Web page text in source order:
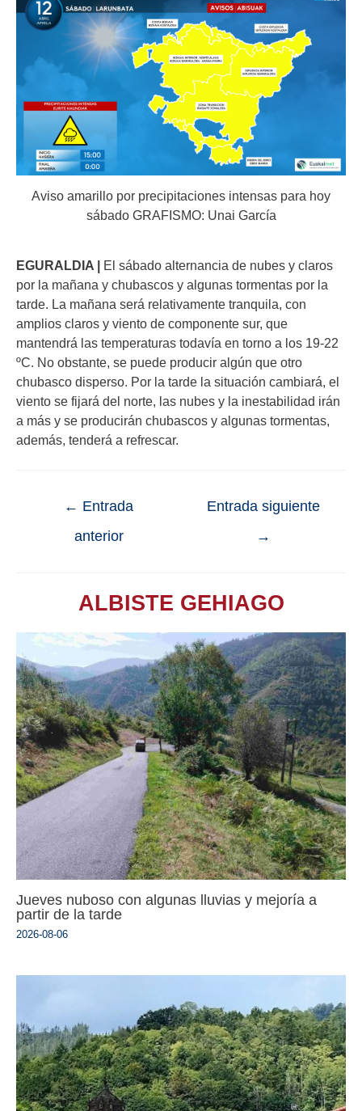
Aviso amarillo por precipitaciones intensas para hoy
sábado GRAFISMO: Unai García
EGURALDIA | El sábado alternancia de nubes y claros
por la mañana y chubascos y algunas tormentas por la
tarde. La mañana será relativamente tranquila, con
amplios claros y viento de componente sur, que
mantendrá las temperaturas todavía en torno a los 19-22
ºC. No obstante, se puede producir algún que otro
chubasco disperso. Por la tarde la situación cambiará, el
viento se fijará del norte, las nubes y la inestabilidad irán
a más y se producirán chubascos y algunas tormentas,
además, tenderá a refrescar.
← Entrada
anterior
Entrada siguiente
→
ALBISTE GEHIAGO
Jueves nuboso con algunas lluvias y mejoría a
partir de la tarde
2026-08-06